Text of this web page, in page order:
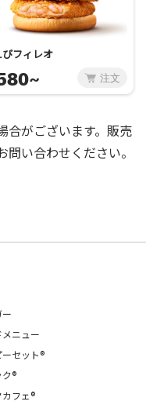
フィレオ
注文
がございます。販売
い合わせください。
ニュー
ーセット®
®
フェ®